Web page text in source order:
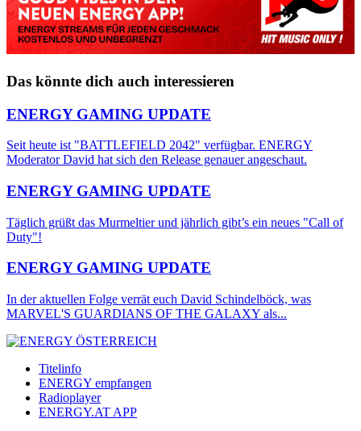
Das könnte dich auch interessieren
ENERGY GAMING UPDATE
Seit heute ist "BATTLEFIELD 2042" verfügbar. ENERGY
Moderator David hat sich den Release genauer angeschaut.
ENERGY GAMING UPDATE
Täglich grüßt das Murmeltier und jährlich gibt’s ein neues "Call of
Duty"!
ENERGY GAMING UPDATE
In der aktuellen Folge verrät euch David Schindelböck, was
MARVEL'S GUARDIANS OF THE GALAXY als...
Titelinfo
ENERGY empfangen
Radioplayer
ENERGY.AT APP